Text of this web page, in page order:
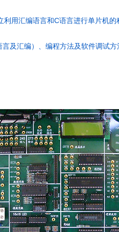
利用汇编语言和C语言进行单片机的
言及汇编）、编程方法及软件调试方